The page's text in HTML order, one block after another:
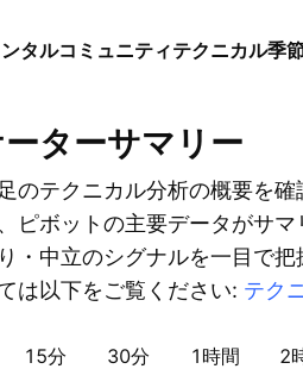
タルコミュニティテクニカル季
ターサマリー
のテクニカル分析の概要を確
ピボットの主要データがサ
・中立のシグナルを一目で
は以下をご覧ください: テク
15分 30分 1時間 2